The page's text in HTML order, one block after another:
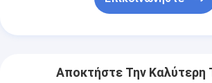
Αποκτήστε Την Καλύτερη